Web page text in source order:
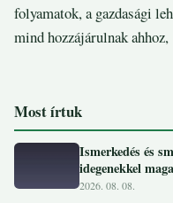
folyamatok, a gazdasági
mind hozzájárulnak ahhoz,
Most írtuk
Ismerkedés és
idegenekkel
2026. 08. 08.